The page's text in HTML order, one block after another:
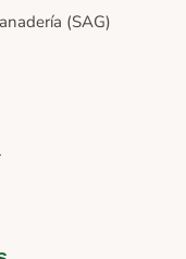
(SAG)